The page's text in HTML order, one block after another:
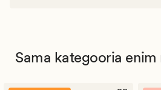
Sama kategooria